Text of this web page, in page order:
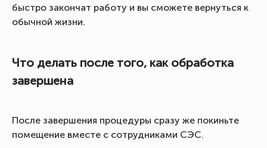
быстро закончат работу и вы сможете вернуться к
обычной жизни.
Что делать после того, как обработка
завершена
После завершения процедуры сразу же покиньте
помещение вместе с сотрудниками СЭС.